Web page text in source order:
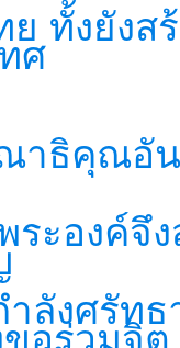
ทั้งยังส
ศ
าธิคุณอั
ระองค์
ำลังศรัท
อร่วมจิ